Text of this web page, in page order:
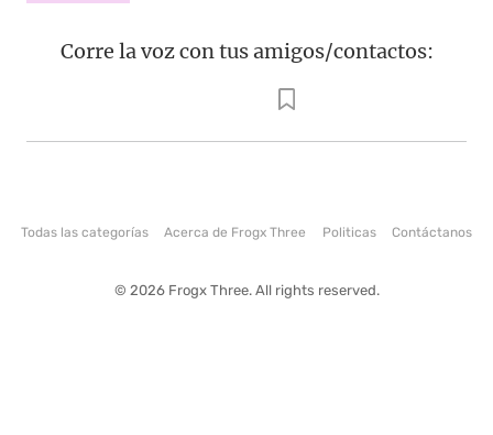
Corre la voz con tus amigos/contactos:
Todas las categorías Acerca de Frogx Three Politicas Contáctanos
© 2026 Frogx Three. All rights reserved.